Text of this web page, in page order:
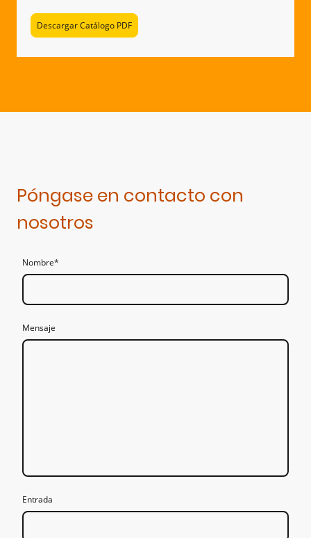
Descargar Catálogo PDF
Póngase en contacto con
nosotros
Nombre*
Mensaje
Entrada